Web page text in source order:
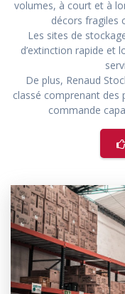
volumes, à court et à
décors fragiles
Les sites de
d’extinction rapide et
De plus, Renaud
classé comprenant des
commande